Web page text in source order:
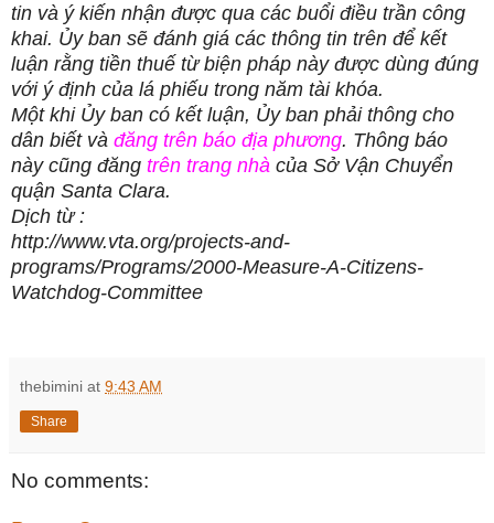
tin và ý kiến nhận được qua các buổi điều trần công
khai. Ủy ban sẽ đánh giá các thông tin trên để kết
luận rằng tiền thuế từ biện pháp này được dùng đúng
với ý định của lá phiếu trong năm tài khóa.
Một khi Ủy ban có kết luận, Ủy ban phải thông cho
dân biết và đăng trên báo địa phương. Thông báo
này cũng đăng trên trang nhà của Sở Vận Chuyển
quận Santa Clara.
Dịch từ :
http://www.vta.org/projects-and-
programs/Programs/2000-Measure-A-Citizens-
Watchdog-Committee
thebimini at 9:43 AM
Share
No comments: